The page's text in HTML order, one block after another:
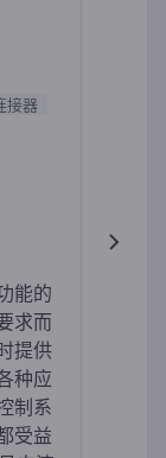
接器
能的
求而
提供
种应
制系
受益